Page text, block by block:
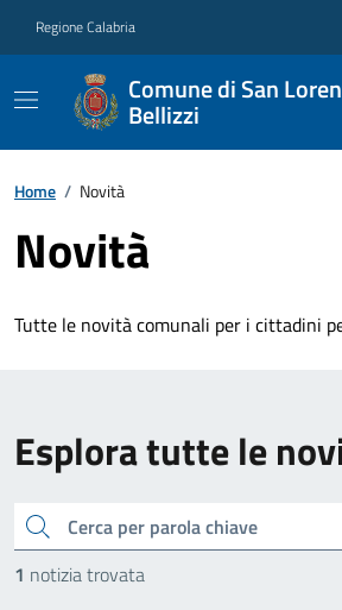
Regione Calabria
Comune di San
Bellizzi
Home / Novità
Novità
Tutte le novità comunali per i cittadini
Esplora tutte le
cerca
1 notizia trovata